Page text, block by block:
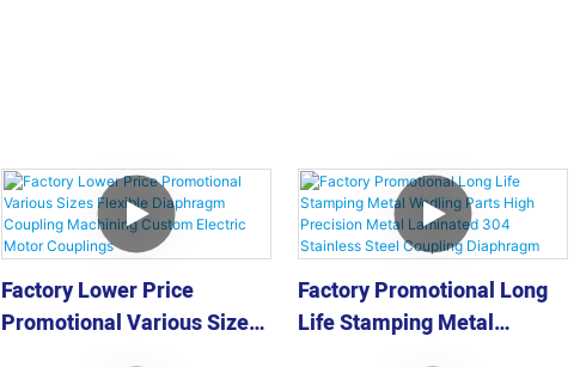
Factory Lower Price
Promotional Various Sizes
Factory Promotional Long
Life Stamping Metal